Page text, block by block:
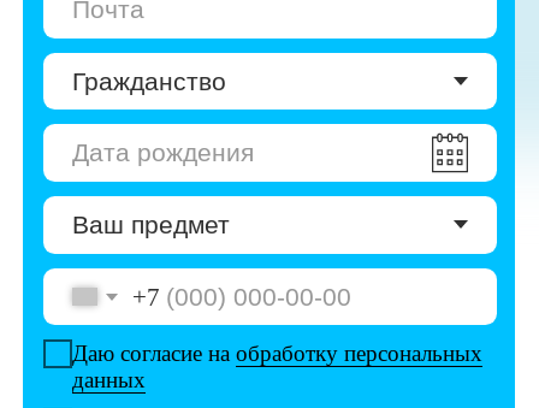
Даю согласие наобработку персональных
Даю согласие наполучение рекламы
Перейти к анкете